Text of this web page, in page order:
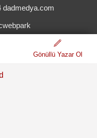
dadmedya.com
Gönüllü Yazar Ol